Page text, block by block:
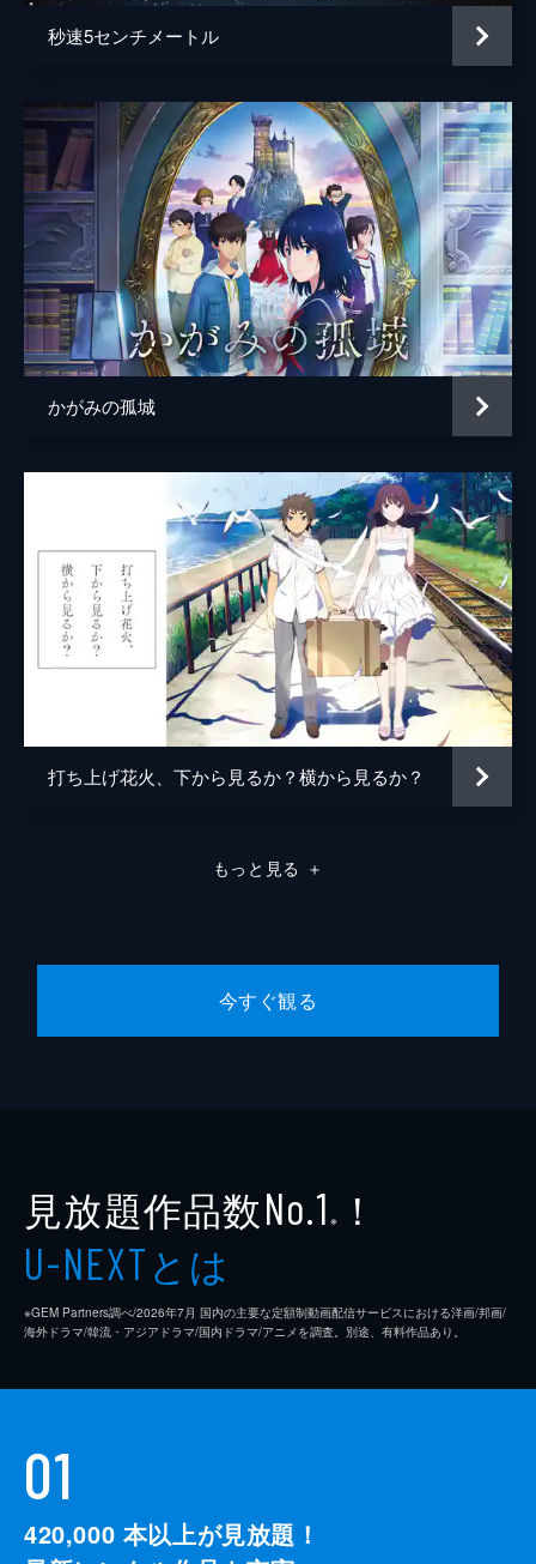
秒速5センチメートル
かがみの孤城
打ち上げ花火、下から見るか？横から見るか？
もっと見る ＋
今すぐ観る
見放題作品数No.1 ※ ！
U-NEXTとは
※GEM Partners調べ/2026年7⽉ 国内の主要な定額制動画配信サービスにおける洋画/邦画/
海外ドラマ/韓流・アジアドラマ/国内ドラマ/アニメを調査。別途、有料作品あり。
01
420,000 本以上が見放題！